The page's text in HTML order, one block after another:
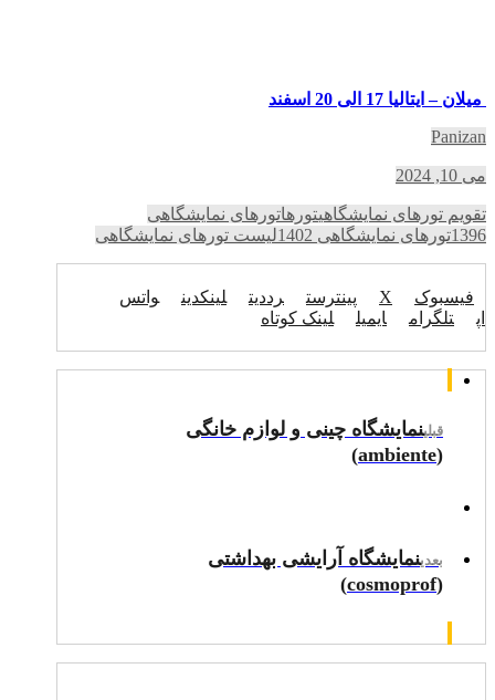
میلان – ایتالیا 17 الی 20 اسفند
Panizan
می 10, 2024
تقویم تورهای نمایشگاهیتورهاتورهای نمایشگاهی
1396تورهای نمایشگاهی 1402 لیست تورهای نمایشگاهی
فیسبوک X پینترست رددیت لینکدین
واتس
اپ
تلگرام ایمیل لینک کوتاه
قبلینمایشگاه چینی و لوازم خانگی
(ambiente)
بعدینمایشگاه آرایشی بهداشتی
(cosmoprof)